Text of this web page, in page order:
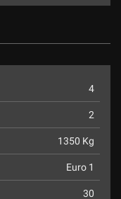
4
2
1350 Kg
Euro 1
30